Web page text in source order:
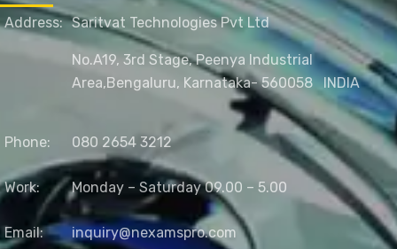
Address: Saritvat Technologies Pvt Ltd
No.A19, 3rd Stage, Peenya Industrial
Area,Bengaluru, Karnataka- 560058INDIA
Phone: 080 2654 3212
Work: Monday – Saturday 09.00 – 5.00
Email: inquiry@nexamspro.com